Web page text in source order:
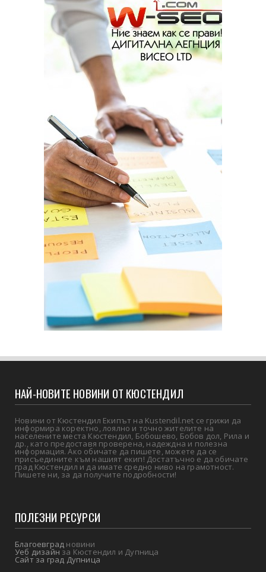
НАЙ-НОВИТЕ НОВИНИ ОТ КЮСТЕНДИЛ
Новини от Кюстендил Екипът на Kustendil.net се грижи да
информира коректно, лоялно и точно жителите на
населените места Кюстендил, Бобошево, Бобов дол, Рила и
др., като предоставя проверена, надеждна и полезна
информация. Ако обичате да пишете, можете да се
присъедините към нашият екип! Достатъчно е да обичате
град Кюстендил и да имате средно ниво на грамотност.
Пишете ни, за да получите подробности!
ПОЛЕЗНИ РЕСУРСИ
Благоевград новини
Уеб дизайнза Кюстендил и Дупница
Сайт за град Дупница